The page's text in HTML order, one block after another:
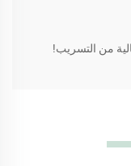
من التسريب!